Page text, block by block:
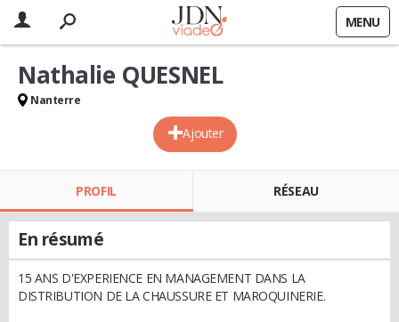
MENU
Ajouter
Nathalie QUESNEL
Nanterre
PROFIL RÉSEAU
En résumé
15 ANS D'EXPERIENCE EN MANAGEMENT DANS LA
DISTRIBUTION DE LA CHAUSSURE ET MAROQUINERIE.